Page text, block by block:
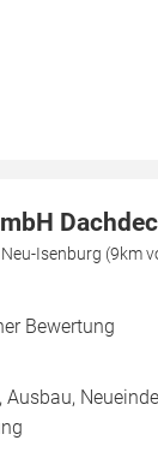
Isenburg (9km
Bewertung
Ausbau,